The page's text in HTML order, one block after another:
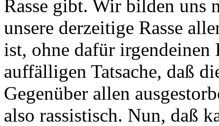
Rasse gibt. Wir bilden uns
unsere derzeitige Rasse
ist, ohne dafür irgendeinen
auffälligen Tatsache, daß
Gegenüber allen
also rassistisch. Nun, daß